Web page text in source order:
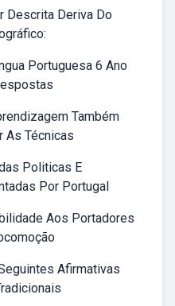
Descrita Deriva Do
Portuguesa 6 Ano
Também
As Técnicas
Politicas E
Por Portugal
Aos Portadores
Afirmativas